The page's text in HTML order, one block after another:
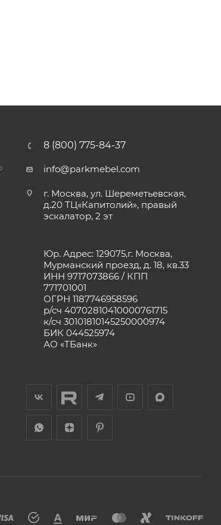
8 (800) 775-84-37
info@parkmebel.com
г. Москва, ул. Шереметьевская,
д.20 ТЦ«Капитолий», правый
эскалатор, 2 эт
Юр. Адрес: 129075,г. Москва,
Мурманский проезд, д. 18, кв.33
ИНН 9717073866 / КПП
771701001
ОГРН 1187746958596
р/сч 40702810410000761715
к/сч 30101810145250000974
БИК 044525974
АО «ТБанк»